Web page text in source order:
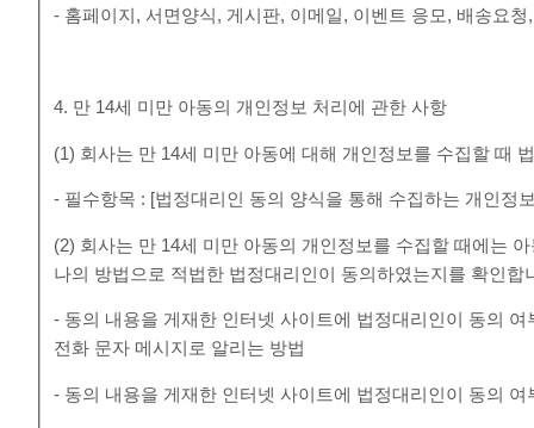
- 홈페이지, 서면양식, 게시판, 이메일, 이벤트 응모, 배송요
4. 만 14세 미만 아동의 개인정보 처리에 관한 사항
(1) 회사는 만 14세 미만 아동에 대해 개인정보를 수집할 때
- 필수항목 : [법정대리인 동의 양식을 통해 수집하는 개인정
(2) 회사는 만 14세 미만 아동의 개인정보를 수집할 때에는
나의 방법으로 적법한 법정대리인이 동의하였는지를 확인합
- 동의 내용을 게재한 인터넷 사이트에 법정대리인이 동의
전화 문자 메시지로 알리는 방법
- 동의 내용을 게재한 인터넷 사이트에 법정대리인이 동의